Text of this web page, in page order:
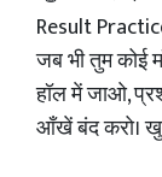
Result
जब भी तुम कोई
हॉल में जाओ,
आँखें बंद करो।